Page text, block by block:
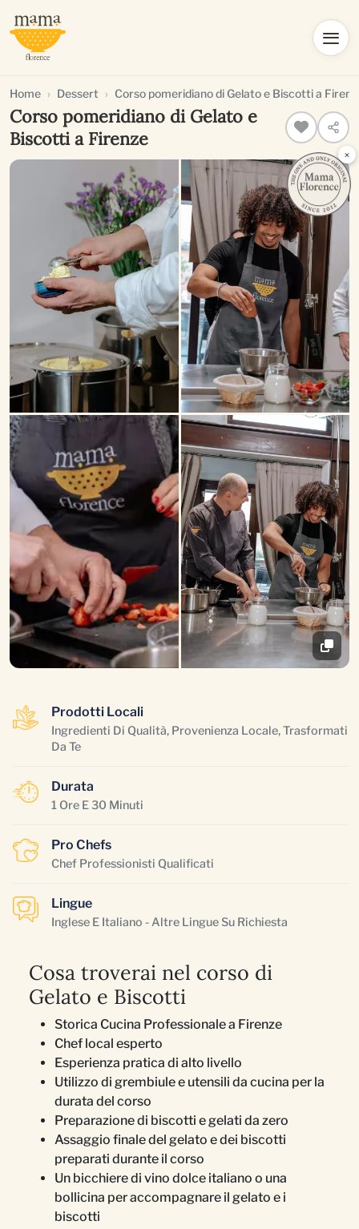
Home Dessert Corso pomeridiano di Gelato e Biscotti a
Corso pomeridiano di Gelato e
Biscotti a Firenze
Prodotti Locali
Ingredienti Di Qualità, Provenienza Locale, Trasformati
Da Te
Durata
1 Ore E 30 Minuti
Pro Chefs
Chef Professionisti Qualificati
Lingue
Inglese E Italiano - Altre Lingue Su Richiesta
Cosa troverai nel corso di
Gelato e Biscotti
Storica Cucina Professionale a Firenze
Chef local esperto
Esperienza pratica di alto livello
Utilizzo di grembiule e utensili da cucina per la
durata del corso
Preparazione di biscotti e gelati da zero
Assaggio finale del gelato e dei biscotti
preparati durante il corso
Un bicchiere di vino dolce italiano o una
bollicina per accompagnare il gelato e i
biscotti
×